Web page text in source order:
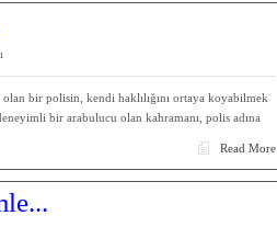
bir polisin, kendi haklılığını ortaya koyabilmek
bir arabulucu olan kahramanı, polis adına
Read More